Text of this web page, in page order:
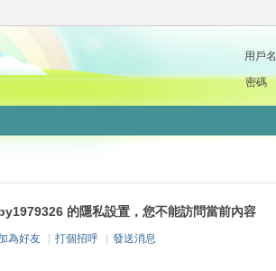
用戶名
密碼
的隱私設置，您不能訪問當前內容
為好友 打個招呼
發送消息